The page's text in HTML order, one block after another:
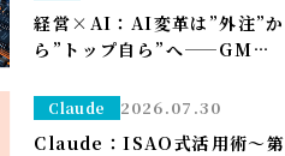
経営×AI：AI変革は”外注”か
ら”トップ自ら”へ——GMO熊
任、社長がコードを書く
Claude 2026.07.30
Claude：ISAO式活用術～第